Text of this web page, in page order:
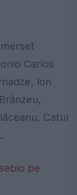
Carlos
Ion
Catul